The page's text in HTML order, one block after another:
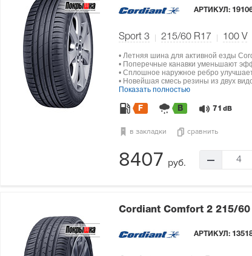
АРТИКУЛ:
Sport 3 215/60 R17 100 V
• Летняя шина для активной езды
• Поперечные канавки уменьшают
• Сплошное наружное ребро
• Новейшая смесь резины из двух
Показать полностью
F B 71 dB
в закладки сравнить
8407 руб. 4
Cordiant Comfort 2 215/60
АРТИКУЛ: